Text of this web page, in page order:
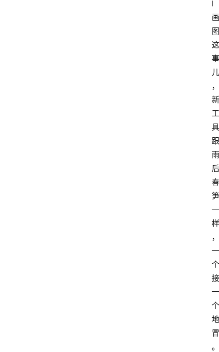
I
画
图
这
事
儿
，
新
工
具
跟
雨
后
春
笋
一
样
，
一
个
接
一
个
地
冒
。